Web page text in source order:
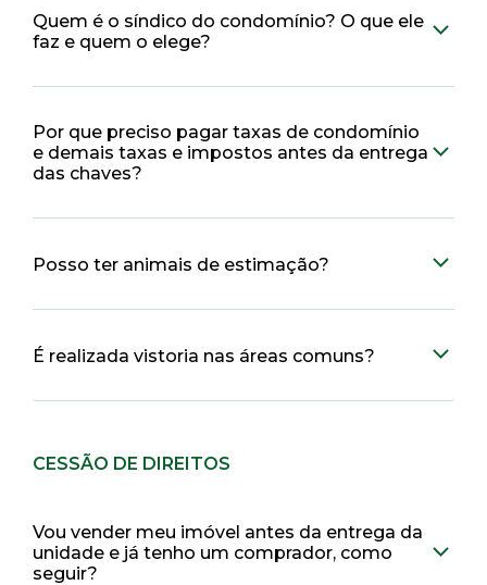
Quem é o síndico do condomínio? O que ele
faz e quem o elege?
Por que preciso pagar taxas de condomínio
e demais taxas e impostos antes da entrega
das chaves?
Posso ter animais de estimação?
É realizada vistoria nas áreas comuns?
CESSÃO DE DIREITOS
Vou vender meu imóvel antes da entrega da
unidade e já tenho um comprador, como
seguir?